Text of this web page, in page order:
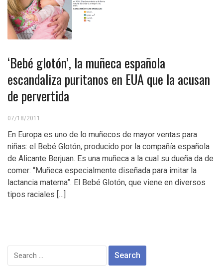
‘Bebé glotón’, la muñeca española
escandaliza puritanos en EUA que la acusan
de pervertida
07/18/2011
En Europa es uno de lo muñecos de mayor ventas para
niñas: el Bebé Glotón, producido por la compañía española
de Alicante Berjuan. Es una muñeca a la cual su dueña da de
comer: “Muñeca especialmente diseñada para imitar la
lactancia materna”. El Bebé Glotón, que viene en diversos
tipos raciales […]
Search
for: